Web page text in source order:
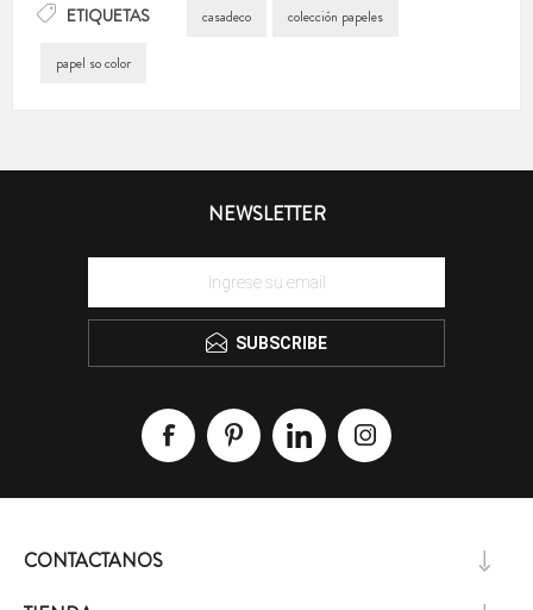
ETIQUETAS casadeco colección papeles
papel so color
NEWSLETTER
SUBSCRIBE
CONTACTANOS